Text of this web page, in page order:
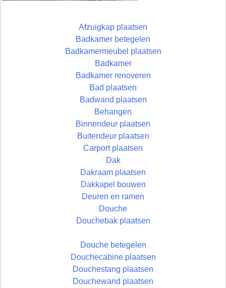
Afzuigkap plaatsen
Badkamer betegelen
Badkamermeubel plaatsen
Badkamer
Badkamer renoveren
Bad plaatsen
Badwand plaatsen
Behangen
Binnendeur plaatsen
Buitendeur plaatsen
Carport plaatsen
Dak
Dakraam plaatsen
Dakkapel bouwen
Deuren en ramen
Douche
Douchebak plaatsen
Douche betegelen
Douchecabine plaatsen
Douchestang plaatsen
Douchewand plaatsen